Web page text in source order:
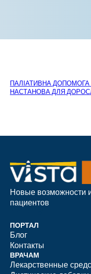
ПАЛІАТИВНА
НАСТАНОВА ДЛЯ
Новые возможности
пациентов
ПОРТАЛ
Блог
Контакты
ВРАЧАМ
Лекарственные